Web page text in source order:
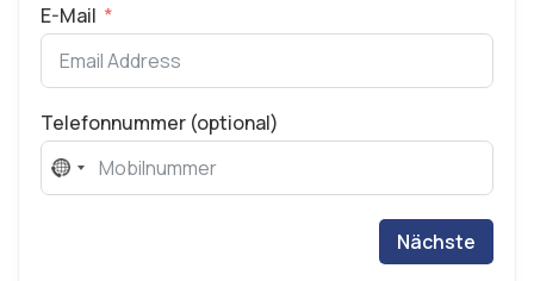
E-Mail
Telefonnummer (optional)
No
Nächste